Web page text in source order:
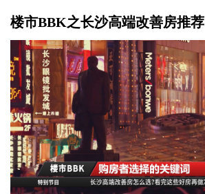
楼市BBK之长沙高端改善房推荐